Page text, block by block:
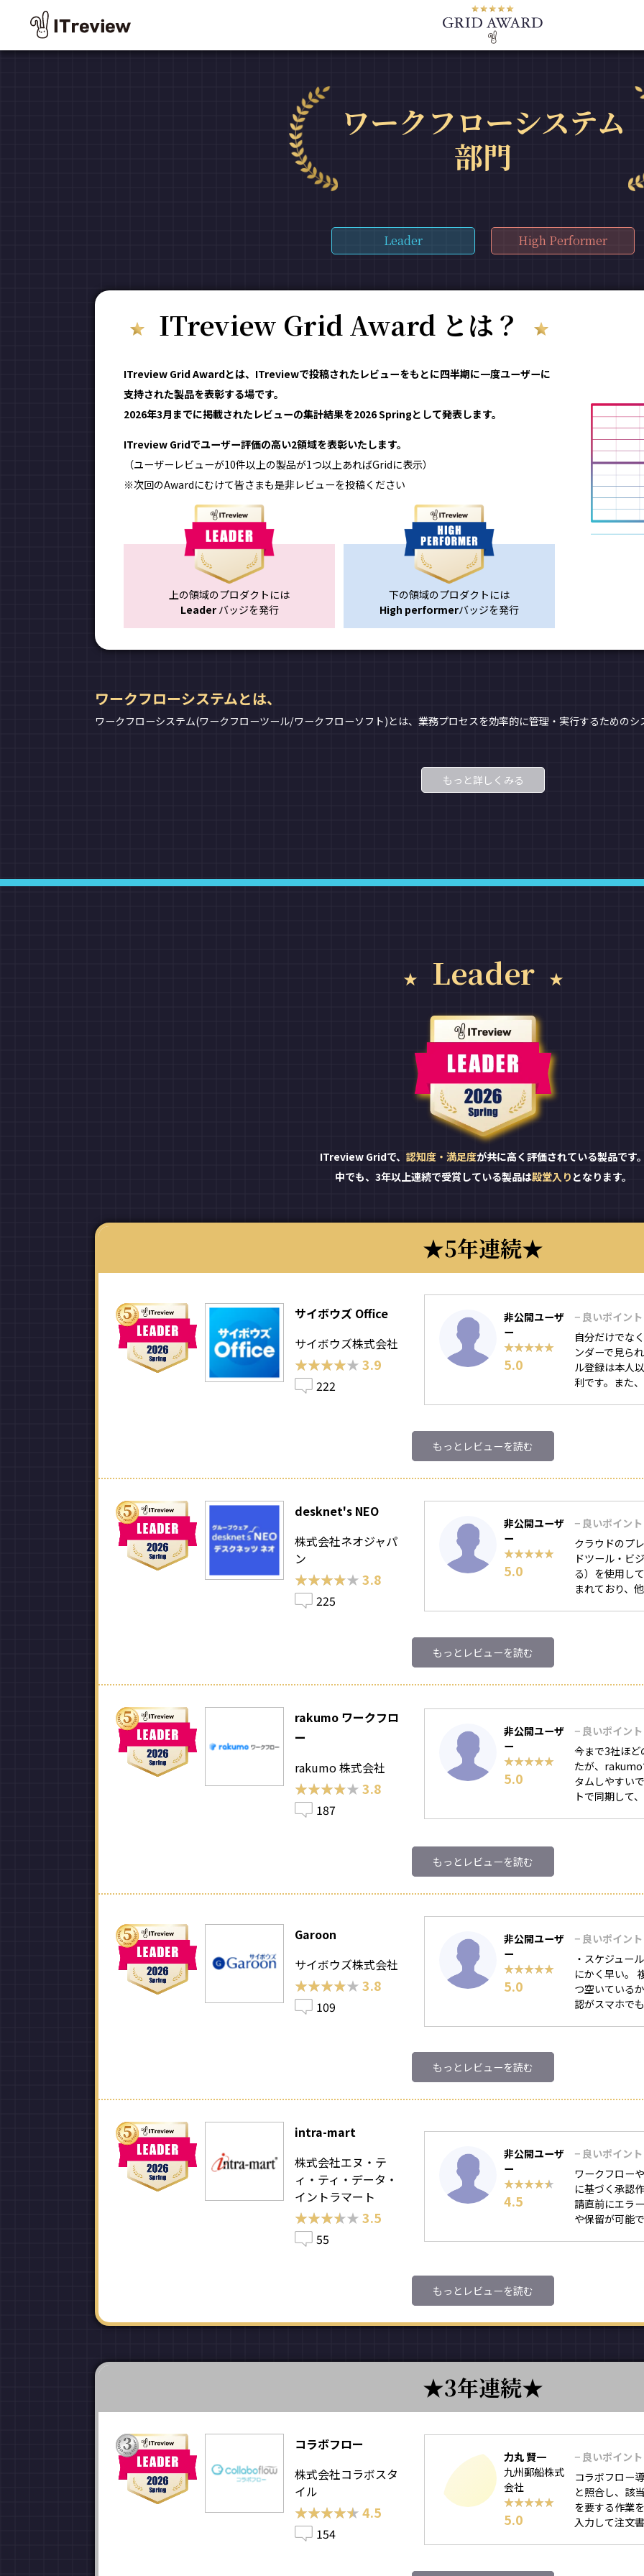
ワークフローシステム
部門
Leader High Performer
ITreview Grid Award とは？
ITreview Grid Awardとは、ITreviewで投稿されたレビューをもとに四半期に一度ユーザーに
支持された製品を表彰する場です。
2026年3月までに掲載されたレビューの集計結果を2026 Springとして発表します。
ITreview Gridでユーザー評価の高い2領域を表彰いたします。
（ユーザーレビューが10件以上の製品が1つ以上あればGridに表示）
※次回のAwardにむけて皆さまも是非レビューを投稿ください
上の領域のプロダクトには
Leaderバッジを発行
下の領域のプロダクトには
High performerバッジを発行
ワークフローシステムとは、
ワークフローシステム(ワークフローツール/ワークフローソフト)とは、業務プロセスを効率的に管理・実行するためのシ
もっと詳しくみる
Leader
ITreview Gridで、 認知度・満足度が共に高く評価されている製品です
中でも、3年以上連続で受賞している製品は殿堂入り となります。
5年連続
サイボウズ Office
サイボウズ株式会社
★★★★★
★★★★★ 3.9
222
非公開ユーザ
ー
★★★★★
★★★★★
5.0
− 良いポイント
自分だけでな
ンダーで見ら
ル登録は本人
利です。また
もっとレビューを読む
desknet's NEO
株式会社ネオジャパ
ン
★★★★★
★★★★★ 3.8
225
非公開ユーザ
ー
★★★★★
★★★★★
5.0
− 良いポイント
クラウドのプ
ドツール・ビ
る）を使用し
まれており、
もっとレビューを読む
rakumo ワークフロ
ー
rakumo 株式会社
★★★★★
★★★★★ 3.8
187
非公開ユーザ
ー
★★★★★
★★★★★
5.0
− 良いポイント
今まで3社ほ
たが、rakumo
タムしやすい
トで同期して
もっとレビューを読む
Garoon
サイボウズ株式会社
★★★★★
★★★★★ 3.8
109
非公開ユーザ
ー
★★★★★
★★★★★
5.0
− 良いポイント
・スケジュー
にかく早い。
つ空いている
認がスマホで
もっとレビューを読む
intra-mart
株式会社エヌ・テ
ィ・ティ・データ・
イントラマート
★★★★★
★★★★★ 3.5
55
非公開ユーザ
ー
★★★★★
★★★★★
4.5
− 良いポイント
ワークフロー
に基づく承認
請直前にエラ
や保留が可能
もっとレビューを読む
3年連続
コラボフロー
株式会社コラボスタ
イル
★★★★★
★★★★★ 4.5
154
力丸 賢一
九州郵船株式
会社
★★★★★
★★★★★
5.0
− 良いポイント
コラボフロー
と照合し、該
を要する作業
入力して注文